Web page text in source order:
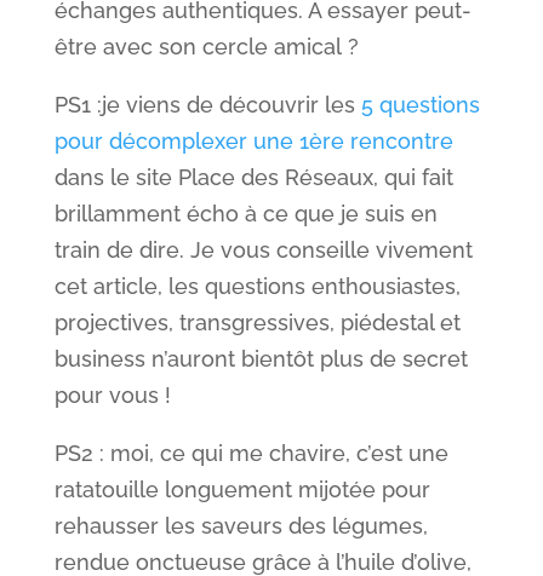
échanges authentiques. A essayer peut-
être avec son cercle amical ?
PS1 :je viens de découvrir les 5 questions
pour décomplexer une 1ère rencontre
dans le site Place des Réseaux, qui fait
brillamment écho à ce que je suis en
train de dire. Je vous conseille vivement
cet article, les questions enthousiastes,
projectives, transgressives, piédestal et
business n’auront bientôt plus de secret
pour vous !
PS2 : moi, ce qui me chavire, c’est une
ratatouille longuement mijotée pour
rehausser les saveurs des légumes,
rendue onctueuse grâce à l’huile d’olive,